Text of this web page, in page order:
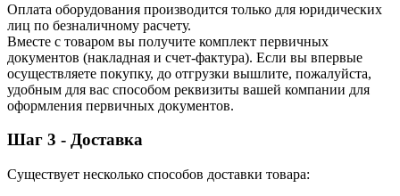
Оплата оборудования производится только для юридических
лиц по безналичному расчету.
Вместе с товаром вы получите комплект первичных
документов (накладная и счет-фактура). Если вы впервые
осуществляете покупку, до отгрузки вышлите, пожалуйста,
удобным для вас способом реквизиты вашей компании для
оформления первичных документов.
Шаг 3 - Доставка
Существует несколько способов доставки товара: